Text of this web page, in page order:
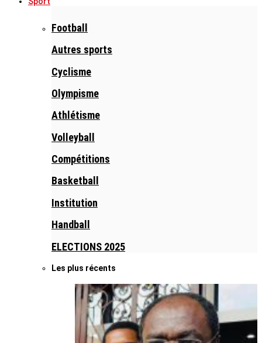
Football
Autres sports
Cyclisme
Olympisme
Athlétisme
Volleyball
Compétitions
Basketball
Institution
Handball
ELECTIONS 2025
Les plus récents